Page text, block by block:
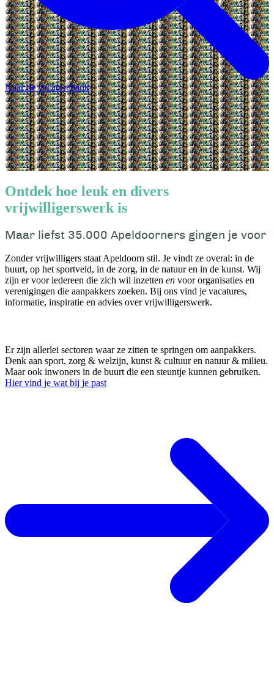
Naar de vacaturebank
Ontdek hoe leuk en divers
vrijwilligerswerk is
Maar liefst 35.000 Apeldoorners gingen je voor
Zonder vrijwilligers staat Apeldoorn stil. Je vindt ze overal: in de
buurt, op het sportveld, in de zorg, in de natuur en in de kunst. Wij
zijn er voor iedereen die zich wil inzetten en voor organisaties en
verenigingen die aanpakkers zoeken. Bij ons vind je vacatures,
informatie, inspiratie en advies over vrijwilligerswerk.
Er zijn allerlei sectoren waar ze zitten te springen om aanpakkers.
Denk aan sport, zorg & welzijn, kunst & cultuur en natuur & milieu.
Maar ook inwoners in de buurt die een steuntje kunnen gebruiken.
Hier vind je wat bij je past